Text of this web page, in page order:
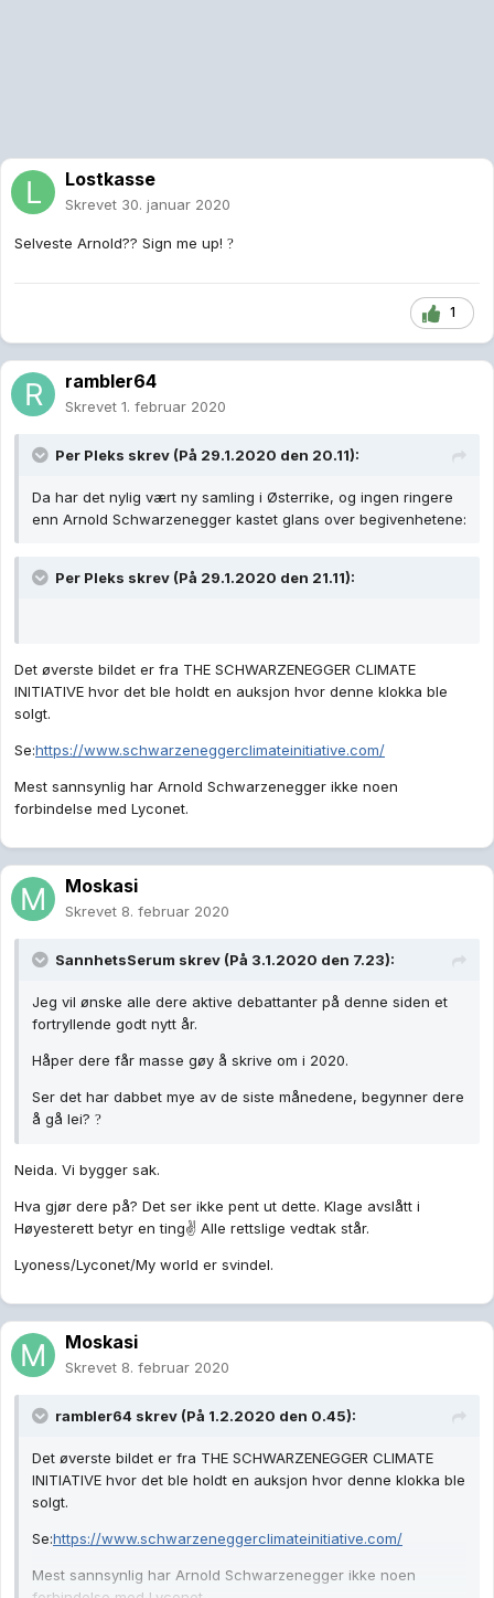
Lostkasse
Skrevet 30. januar 2020
Selveste Arnold?? Sign me up! ?
1
rambler64
Skrevet 1. februar 2020
Per Pleks skrev (På 29.1.2020 den 20.11):
Da har det nylig vært ny samling i Østerrike, og ingen ringere
enn Arnold Schwarzenegger kastet glans over begivenhetene:
Per Pleks skrev (På 29.1.2020 den 21.11):
Det øverste bildet er fra THE SCHWARZENEGGER CLIMATE
INITIATIVE hvor det ble holdt en auksjon hvor denne klokka ble
solgt.
Se:https://www.schwarzeneggerclimateinitiative.com/
Mest sannsynlig har Arnold Schwarzenegger ikke noen
forbindelse med Lyconet.
Moskasi
Skrevet 8. februar 2020
SannhetsSerum skrev (På 3.1.2020 den 7.23):
Jeg vil ønske alle dere aktive debattanter på denne siden et
fortryllende godt nytt år.
Håper dere får masse gøy å skrive om i 2020.
Ser det har dabbet mye av de siste månedene, begynner dere
å gå lei? ?
Neida. Vi bygger sak.
Hva gjør dere på? Det ser ikke pent ut dette. Klage avslått i
Høyesterett betyr en ting✌ Alle rettslige vedtak står.
Lyoness/Lyconet/My world er svindel.
Moskasi
Skrevet 8. februar 2020
rambler64 skrev (På 1.2.2020 den 0.45):
Det øverste bildet er fra THE SCHWARZENEGGER CLIMATE
INITIATIVE hvor det ble holdt en auksjon hvor denne klokka ble
solgt.
Se:https://www.schwarzeneggerclimateinitiative.com/
Mest sannsynlig har Arnold Schwarzenegger ikke noen